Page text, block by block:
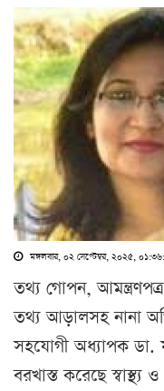
মঙ্গলবার, ০২ সেপ্টেম্বর, ২০২৫,
তথ্য গোপন,
তথ্য আড়ালসহ নানা
সহযোগী অধ্যাপক ডা.
বরখাস্ত করেছে স্বাস্থ্য